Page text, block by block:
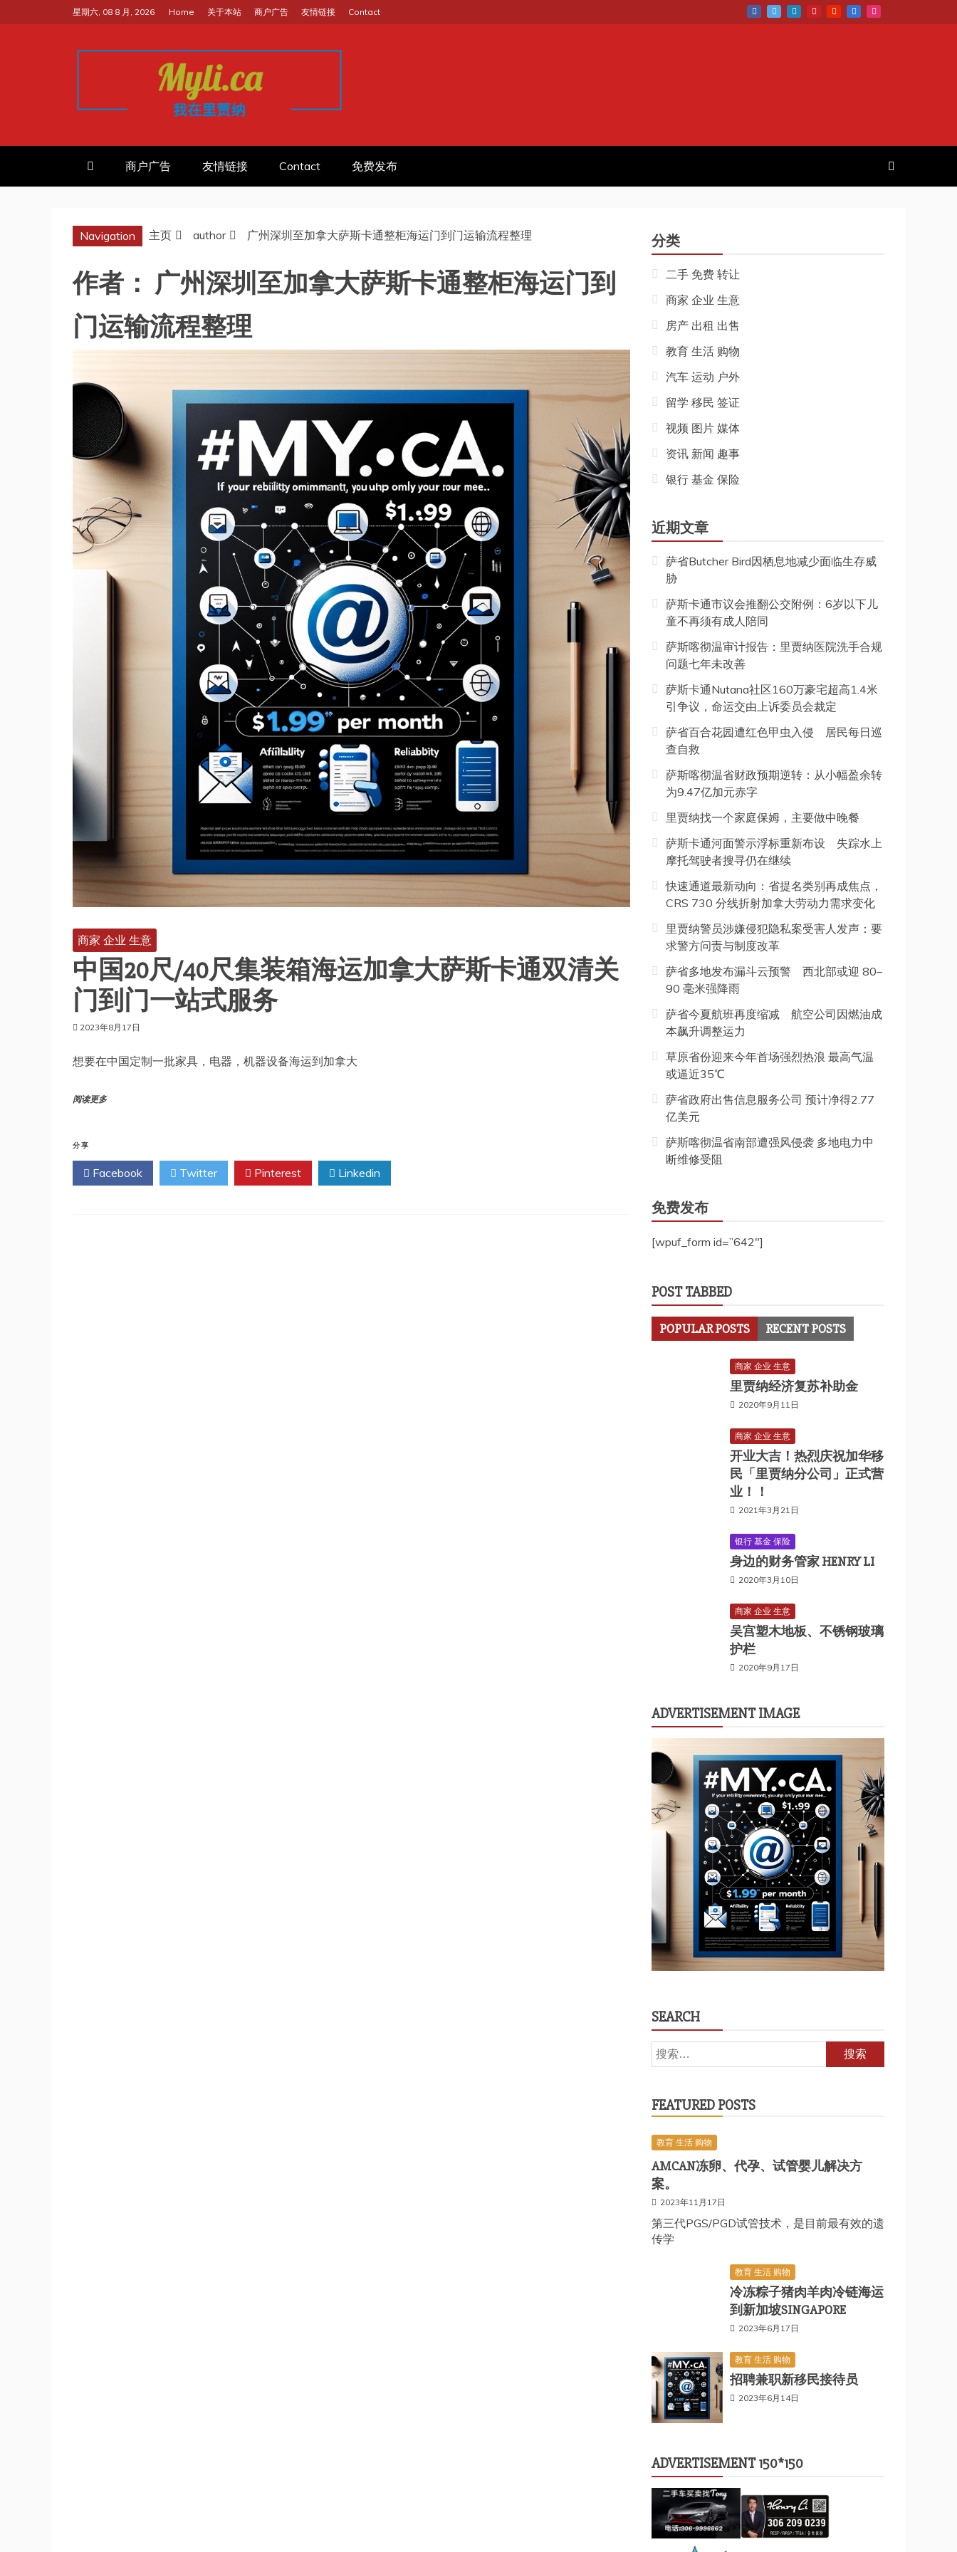
至
星期六, 08 8 月, 2026 Home 关于本站 商户广告 友情链接 Contact
我的里贾纳REGINA
商户广告 友情链接 Contact 免费发布
Navigation 主页 author 广州深圳至加拿大萨斯卡通整柜海运门到门运输流程整理
作者： 广州深圳至加拿大萨斯卡通整柜海运门到
门运输流程整理
商家 企业 生意
中国20尺/40尺集装箱海运加拿大萨斯卡通双清关
门到门一站式服务
2023年8月17日
想要在中国定制一批家具，电器，机器设备海运到加拿大
阅读更多
分享
Facebook Twitter Pinterest Linkedin
分类
二手 免费 转让
商家 企业 生意
房产 出租 出售
教育 生活 购物
汽车 运动 户外
留学 移民 签证
视频 图片 媒体
资讯 新闻 趣事
银行 基金 保险
近期文章
萨省Butcher Bird因栖息地减少面临生存威
胁
萨斯卡通市议会推翻公交附例：6岁以下儿
童不再须有成人陪同
萨斯喀彻温审计报告：里贾纳医院洗手合规
问题七年未改善
萨斯卡通Nutana社区160万豪宅超高1.4米
引争议，命运交由上诉委员会裁定
萨省百合花园遭红色甲虫入侵 居民每日巡
查自救
萨斯喀彻温省财政预期逆转：从小幅盈余转
为9.47亿加元赤字
里贾纳找一个家庭保姆，主要做中晚餐
萨斯卡通河面警示浮标重新布设 失踪水上
摩托驾驶者搜寻仍在继续
快速通道最新动向：省提名类别再成焦点，
CRS 730 分线折射加拿大劳动力需求变化
里贾纳警员涉嫌侵犯隐私案受害人发声：要
求警方问责与制度改革
萨省多地发布漏斗云预警 西北部或迎 80–
90 毫米强降雨
萨省今夏航班再度缩减 航空公司因燃油成
本飙升调整运力
草原省份迎来今年首场强烈热浪 最高气温
或逼近35℃
萨省政府出售信息服务公司 预计净得2.77
亿美元
萨斯喀彻温省南部遭强风侵袭 多地电力中
断维修受阻
免费发布
[wpuf_form id=”642″]
POST TABBED
POPULAR POSTS RECENT POSTS
商家 企业 生意
里贾纳经济复苏补助金
2020年9月11日
商家 企业 生意
开业大吉！热烈庆祝加华移
民「里贾纳分公司」正式营
业！！
2021年3月21日
银行 基金 保险
身边的财务管家 HENRY LI
2020年3月10日
商家 企业 生意
吴宫塑木地板、不锈钢玻璃
护栏
2020年9月17日
ADVERTISEMENT IMAGE
SEARCH
搜
索：
FEATURED POSTS
教育 生活 购物
AMCAN冻卵、代孕、试管婴儿解决方
案。
2023年11月17日
第三代PGS/PGD试管技术，是目前最有效的遗
传学
教育 生活 购物
冷冻粽子猪肉羊肉冷链海运
到新加坡SINGAPORE
2023年6月17日
教育 生活 购物
招聘兼职新移民接待员
2023年6月14日
ADVERTISEMENT 150*150